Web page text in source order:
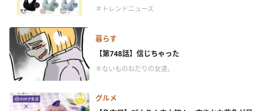
＃トレンドニュース
暮らす
【第748話】信じちゃった
＃ないものねだりの女達。
グルメ